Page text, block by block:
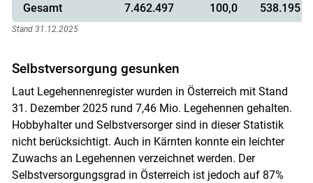
Gesamt 7.462.497 100,0 538.195
Stand 31.12.2025
Selbstversorgung gesunken
Laut Legehennenregister wurden in Österreich mit Stand
31. Dezember 2025 rund 7,46 Mio. Legehennen gehalten.
Hobbyhalter und Selbstversorger sind in dieser Statistik
nicht berücksichtigt. Auch in Kärnten konnte ein leichter
Zuwachs an Legehennen verzeichnet werden. Der
Selbstversorgungsgrad in Österreich ist jedoch auf 87%